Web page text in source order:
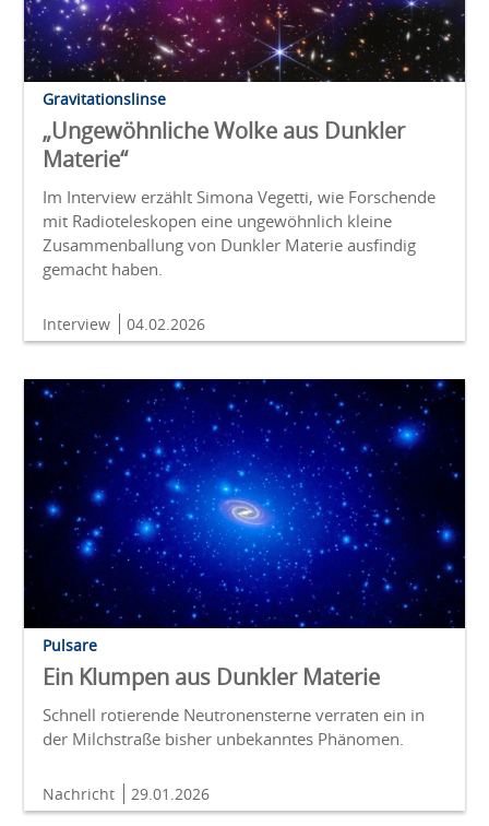
Gravitationslinse
„Ungewöhnliche Wolke aus Dunkler
Materie“
Im Interview erzählt Simona Vegetti, wie Forschende
mit Radioteleskopen eine ungewöhnlich kleine
Zusammenballung von Dunkler Materie ausfindig
gemacht haben.
Interview 04.02.2026
Pulsare
Ein Klumpen aus Dunkler Materie
Schnell rotierende Neutronensterne verraten ein in
der Milchstraße bisher unbekanntes Phänomen.
Nachricht 29.01.2026